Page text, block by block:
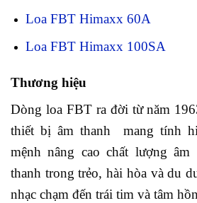
Loa FBT Himaxx 60A
Loa FBT Himaxx 100SA
Thương hiệu
Dòng loa FBT ra đời từ năm
thiết bị âm thanh mang tính
mệnh nâng cao chất lượng
thanh trong trẻo, hài hòa và du
nhạc chạm đến trái tim và tâm